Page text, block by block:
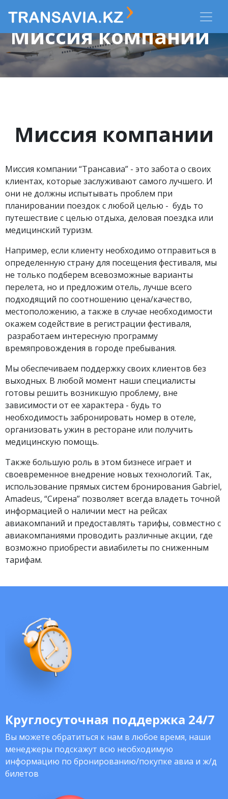
Миссия компании
Миссия компании
Миссия компании “Трансавиа” - это забота о своих
клиентах, которые заслуживают самого лучшего. И
они не должны испытывать проблем при
планировании поездок с любой целью - будь то
путешествие с целью отдыха, деловая поездка или
медицинский туризм.
Например, если клиенту необходимо отправиться в
определенную страну для посещения фестиваля, мы
не только подберем всевозможные варианты
перелета, но и предложим отель, лучше всего
подходящий по соотношению цена/качество,
местоположению, а также в случае необходимости
окажем содействие в регистрации фестиваля,
разработаем интересную программу
времяпровождения в городе пребывания.
Мы обеспечиваем поддержку своих клиентов без
выходных. В любой момент наши специалисты
готовы решить возникшую проблему, вне
зависимости от ее характера - будь то
необходимость забронировать номер в отеле,
организовать ужин в ресторане или получить
медицинскую помощь.
Также большую роль в этом бизнесе играет и
своевременное внедрение новых технологий. Так,
использование прямых систем бронирования Gabriel,
Amadeus, “Сирена” позволяет всегда владеть точной
информацией о наличии мест на рейсах
авиакомпаний и предоставлять тарифы, совместно с
авиакомпаниями проводить различные акции, где
возможно приобрести авиабилеты по сниженным
тарифам.
Круглосуточная поддержка 24/7
Вы можете обратиться к нам в любое время, наши
менеджеры подскажут всю необходимую
информацию по бронированию/покупке авиа и ж/д
билетов